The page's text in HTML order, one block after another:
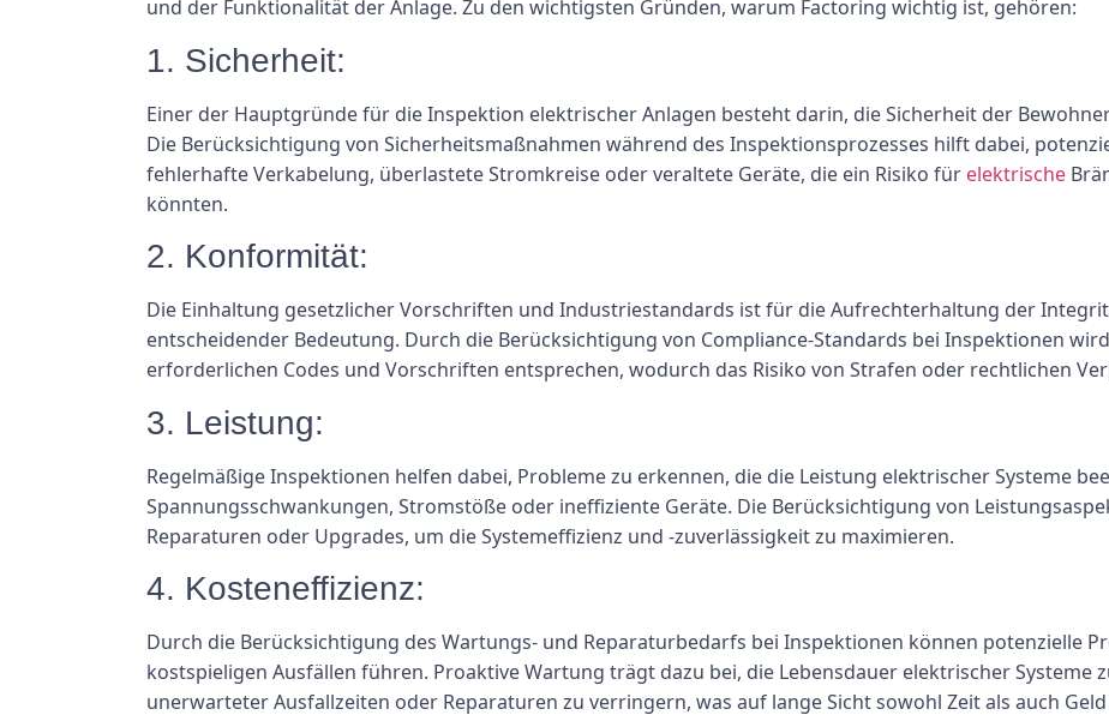
und der Funktionalität der Anlage. Zu den wichtigsten Gründen, warum Factoring wichtig ist, gehören:
1. Sicherheit:
Einer der Hauptgründe für die Inspektion elektrischer Anlagen besteht darin, die Sicherheit der
Die Berücksichtigung von Sicherheitsmaßnahmen während des Inspektionsprozesses hilft dabei,
fehlerhafte Verkabelung, überlastete Stromkreise oder veraltete Geräte, die ein Risiko für elektrische
könnten.
2. Konformität:
Die Einhaltung gesetzlicher Vorschriften und Industriestandards ist für die Aufrechterhaltung der
entscheidender Bedeutung. Durch die Berücksichtigung von Compliance-Standards bei Inspektionen
erforderlichen Codes und Vorschriften entsprechen, wodurch das Risiko von Strafen oder rechtlichen
3. Leistung:
Regelmäßige Inspektionen helfen dabei, Probleme zu erkennen, die die Leistung elektrischer Systeme
Spannungsschwankungen, Stromstöße oder ineffiziente Geräte. Die Berücksichtigung von
Reparaturen oder Upgrades, um die Systemeffizienz und -zuverlässigkeit zu maximieren.
4. Kosteneffizienz:
Durch die Berücksichtigung des Wartungs- und Reparaturbedarfs bei Inspektionen können potenzielle
kostspieligen Ausfällen führen. Proaktive Wartung trägt dazu bei, die Lebensdauer elektrischer Systeme
unerwarteter Ausfallzeiten oder Reparaturen zu verringern, was auf lange Sicht sowohl Zeit als auch